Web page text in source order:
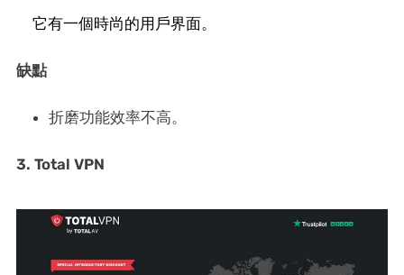
它有一個時尚的用戶界面。
缺點
折磨功能效率不高。
3. Total VPN